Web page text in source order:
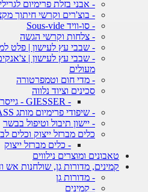
- אבני בזלת פרימיום לגרילי
- בוצ'רים וקרשי חיתוך
- סו-וויד Sous-vide
- צלחות וקרשי הגשה
- שבבי עץ לעישון | פלט
- שבבי עץ לעישון | צ'אנקים
מעולים
- מדי חום וטמפרטורה
סכינים וציוד נלווה
- שיפודי פרימיום מותג COMPASS
- יישון תיבול וטיפול בבשר
כלים מברזל ייצוק וכלים
- כלים מברזל ייצוק
טאבונים ומוצרים נילווים
קמינים, מדורות גן, שולחנות אש
- מדורות גן
- קמינים